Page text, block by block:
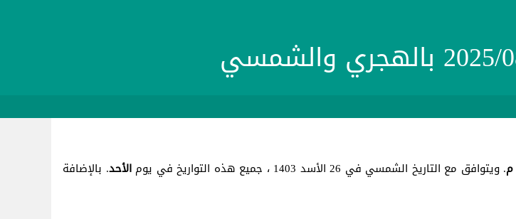
. ويتوافق مع التاريخ الشمسي في 26 الأسد 1403 ، جميع هذه التواريخ في يوم الأحد. بالإضافة